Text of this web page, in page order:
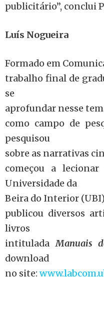
publicitário”, conclui
Luís Nogueira
Formado em
trabalho final de
se
aprofundar nesse
como campo de
pesquisou
sobre as narrativas
começou a
Universidade da
Beira do Interior
publicou diversos
livros
intituladaManuais
download
no site: